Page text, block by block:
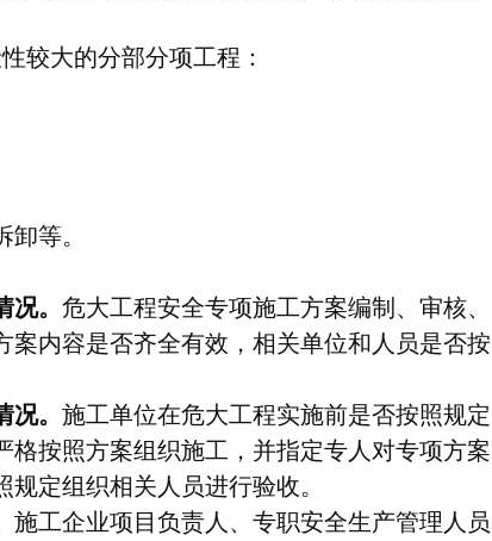
较大的分部分项工程：
等。
。 危大工程安全专项施工方案编制、审核、
案内容是否齐全有效，相关单位和人员是否按
。 施工单位在危大工程实施前是否按照规定
格按照方案组织施工，并指定专人对专项方案
定组织相关人员进行验收。
施工企业项目负责人、专职安全生产管理人员